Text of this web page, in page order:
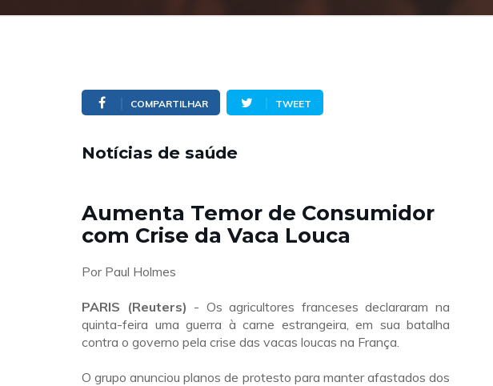
COMPARTILHAR TWEET
Notícias de saúde
Aumenta Temor de Consumidor
com Crise da Vaca Louca
Por Paul Holmes
PARIS (Reuters) - Os agricultores franceses declararam na
quinta-feira uma guerra à carne estrangeira, em sua batalha
contra o governo pela crise das vacas loucas na França.
O grupo anunciou planos de protesto para manter afastados dos